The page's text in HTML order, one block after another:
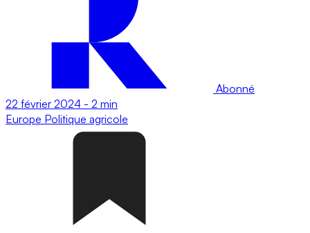
Abonné
22 février 2024 - 2 min
Europe Politique agricole